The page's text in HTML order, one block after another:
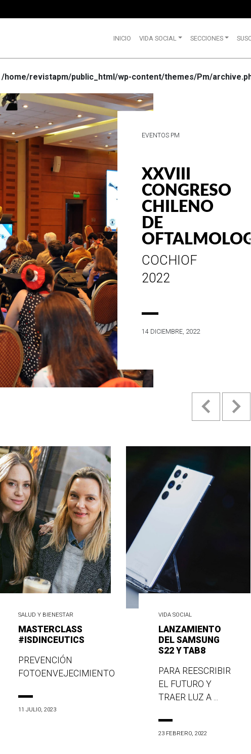
INICIO VIDA SOCIAL SECCIONES
/home/revistapm/public_html/wp-content/themes/Pm/
VIDA SOCIAL
WRANGLER
CELEBRA
SUS 75
AÑOS DE
ESTILO E
HISTORIA
EN SU MES DE
Previous
SALUD Y BIENESTAR
MASTERCLASS
#ISDINCEUTICS
PREVENCIÓN
FOTOENVEJECIMIENTO
11 JULIO, 2023
VIDA SOCIAL
LANZAMIENTO
DEL SAMSUNG
S22 Y TAB8
PARA REESCRIBIR
EL FUTURO Y
TRAER LUZ A ...
23 FEBRERO, 2022